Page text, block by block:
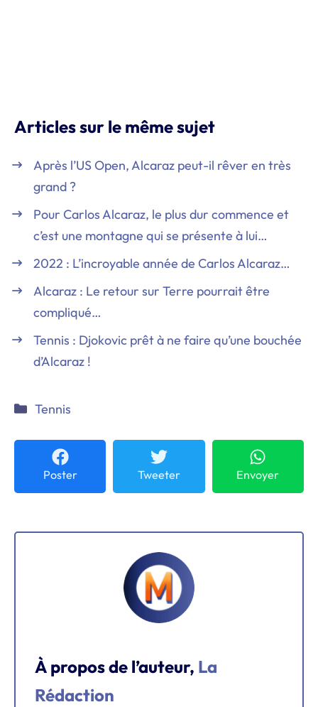
Articles sur le même sujet
Après l’US Open, Alcaraz peut-il rêver en très
grand ?
Pour Carlos Alcaraz, le plus dur commence et
c’est une montagne qui se présente à lui…
2022 : L’incroyable année de Carlos Alcaraz…
Alcaraz : Le retour sur Terre pourrait être
compliqué…
Tennis : Djokovic prêt à ne faire qu’une bouchée
d’Alcaraz !
Catégories
Tennis
Poster Tweeter Envoyer
À propos de l’auteur, La
Rédaction